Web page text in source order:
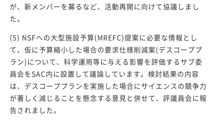
が、新メンバーを募るなど、活動再開に向けて協議しまし
た。
(5) NSFへの大型施設予算(MREFC)提案に必要な情報とし
て、仮に予算縮小した場合の要求仕様削減案(デスコーププ
ラン)について、科学運用等に与える影響を評価するサブ委
員会をSAC内に設置して議論しています。検討結果の内容
は、デスコーププランを実施した場合にサイエンスの競争力
が著しく減じることを懸念する意見と併せて、評議員会に報
告されました。